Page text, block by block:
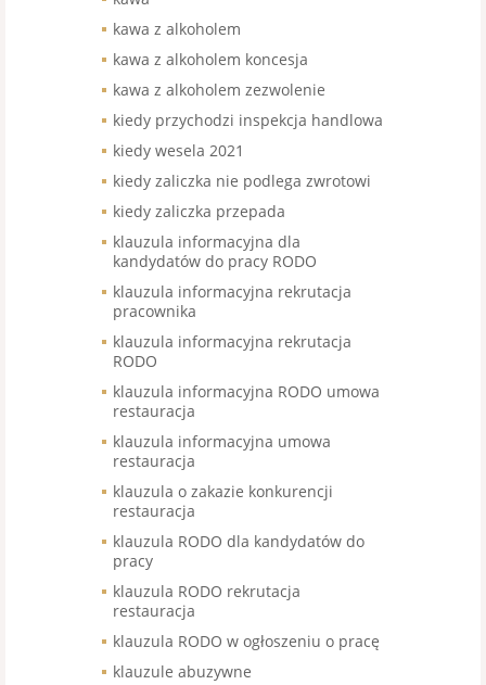
kawa z alkoholem
kawa z alkoholem koncesja
kawa z alkoholem zezwolenie
kiedy przychodzi inspekcja handlowa
kiedy wesela 2021
kiedy zaliczka nie podlega zwrotowi
kiedy zaliczka przepada
klauzula informacyjna dla
kandydatów do pracy RODO
klauzula informacyjna rekrutacja
pracownika
klauzula informacyjna rekrutacja
RODO
klauzula informacyjna RODO umowa
restauracja
klauzula informacyjna umowa
restauracja
klauzula o zakazie konkurencji
restauracja
klauzula RODO dla kandydatów do
pracy
klauzula RODO rekrutacja
restauracja
klauzula RODO w ogłoszeniu o pracę
klauzule abuzywne